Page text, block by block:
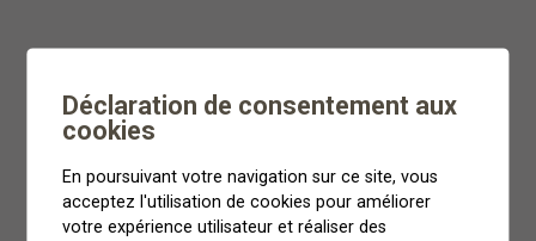
Déclaration de consentement aux
cookies
En poursuivant votre navigation sur ce site, vous
acceptez l'utilisation de cookies pour améliorer
votre expérience utilisateur et réaliser des